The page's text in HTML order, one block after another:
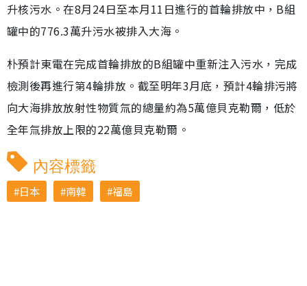
升核污水。在8月24日至本月11日進行的首輪排放中，B組
罐中的776.3萬升污水被排入大海。
朴預計東電在完成首輪排放的B組罐中重新注入污水，完成
檢測後再進行第4輪排放。截至明年3月底，預計4輪排污將
向大海排放放射性物質氚的總量約為5萬億貝克勒爾，低於
全年氚排放上限的22萬億貝克勒爾。
內容標籤
日本 南韓 福島